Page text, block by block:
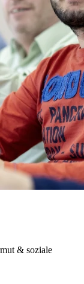
& soziale